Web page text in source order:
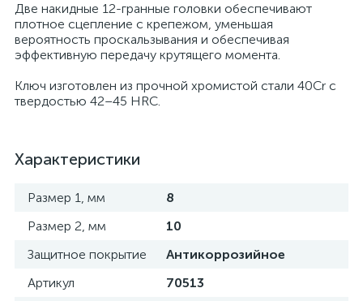
Две накидные 12-гранные головки обеспечивают
плотное сцепление с крепежом, уменьшая
вероятность проскальзывания и обеспечивая
эффективную передачу крутящего момента.
Ключ изготовлен из прочной хромистой стали 40Cr с
твердостью 42–45 HRC.
Характеристики
Размер 1, мм
8
Размер 2, мм
10
Защитное покрытие
Антикоррозийное
Артикул
70513